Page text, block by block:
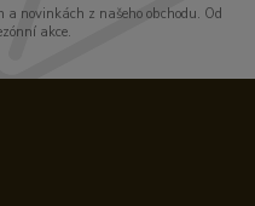
novinkách z našeho obchodu. Od
akce.